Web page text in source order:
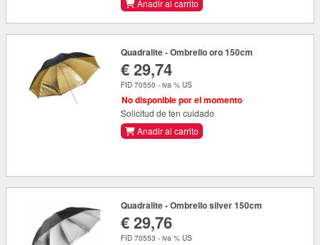
Anadir al carrito
Quadralite - Ombrello oro 150cm
€ 29,74
FID 70550 - iva % US
No disponible por el momento
Solicitud de ten cuidado
Anadir al carrito
Quadralite - Ombrello silver 150cm
€ 29,76
FID 70553 - iva % US